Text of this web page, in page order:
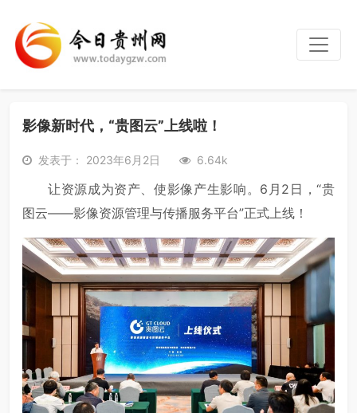
影像新时代，“贵图云”上线啦！
发表于： 2023年6月2日 6.64k
让资源成为资产、使影像产生影响。6月2日，“贵
图云——影像资源管理与传播服务平台”正式上线！